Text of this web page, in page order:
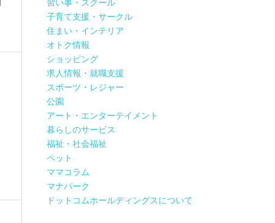
習い事・スクール
子育て支援・サークル
住まい・インテリア
オトク情報
ショッピング
求人情報・就職支援
スポーツ・レジャー
公園
アート・エンターテイメント
暮らしのサービス
福祉・社会福祉
ペット
ママコラム
マナパーク
ドットコムホールディングスについて